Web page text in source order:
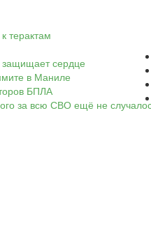
терактам
защищает сердце
в Маниле
БПЛА
за всю СВО ещё не